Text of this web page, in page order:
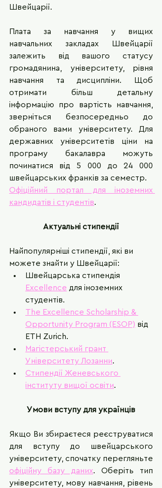
Швейцарії.
Плата за навчання у вищих
навчальних закладах Швейцарії
залежить від вашого статусу
громадянина, університету, рівня
навчання та дисципліни. Щоб
отримати більш детальну
інформацію про вартість навчання,
зверніться безпосередньо до
обраного вами університету. Для
державних університетів ціни на
програму бакалавра можуть
починатися від 5 000 до 24 000
швейцарських франків за семестр.
Офіційний портал для іноземних
кандидатів і студентів.
Актуальні стипендії
Найпопулярніші стипендії, які ви
можете знайти у Швейцарії:
Швейцарська стипендія
Excellence для іноземних
студентів.
The Excellence Scholarship &
Opportunity Program (ESOP) від
ETH Zurich.
Магістерський грант
Університету Лозанни.
Стипендії Женевського
інституту вищої освіти.
Умови вступу для українців
Якщо Ви збираєтеся реєструватися
для вступу до швейцарського
офіційну базу даних. Оберіть тип
університету, мову навчання, рівень